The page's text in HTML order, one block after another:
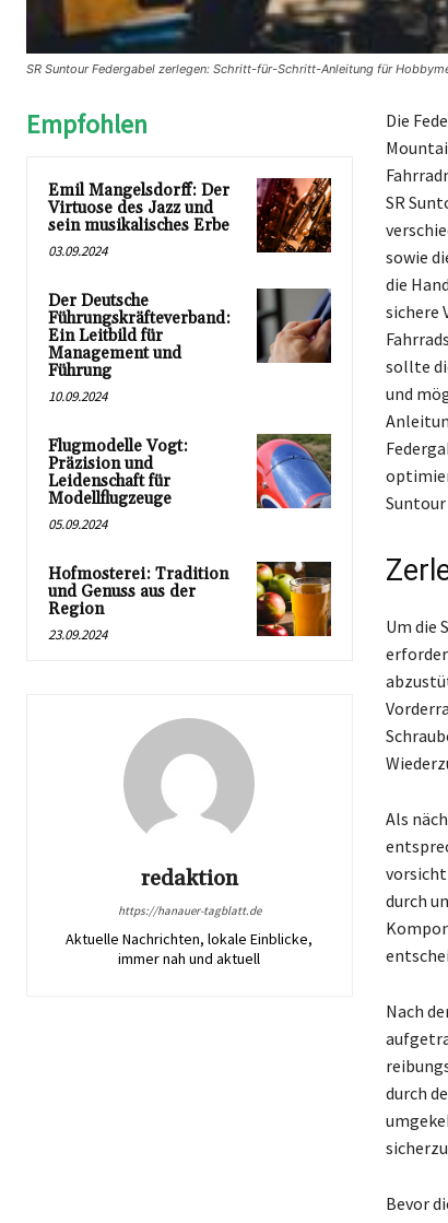
SR Suntour Federgabel zerlegen: Schritt-für-Schritt-Anleitung für
Empfohlen
Emil Mangelsdorff: Der
Virtuose des Jazz und
sein musikalisches Erbe
03.09.2024
Der Deutsche
Führungskräfteverband:
Ein Leitbild für
Management und
Führung
10.09.2024
Flugmodelle Vogt:
Präzision und
Leidenschaft für
Modellflugzeuge
05.09.2024
Hofmosterei: Tradition
und Genuss aus der
Region
23.09.2024
redaktion
https://hanauer-tagblatt.de
Aktuelle Nachrichten, lokale Einblicke,
immer nah und aktuell
Die
SR
sowie
die
sichere
sollte
und
Um die
Als
durch
Nach
durch
Bevor